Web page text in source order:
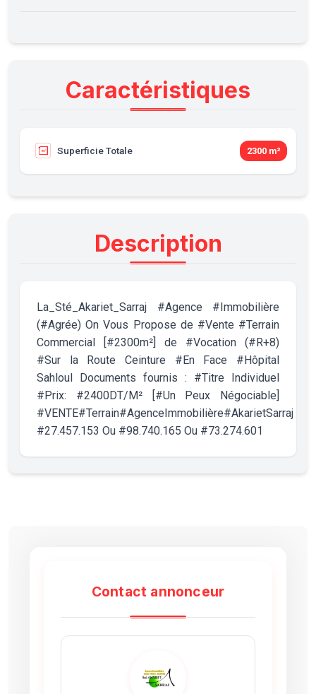
Caractéristiques
Superficie Totale 2300 m²
Description
La_Sté_Akariet_Sarraj #Agence #Immobilière
(#Agrée) On Vous Propose de #Vente #Terrain
Commercial [#2300m²] de #Vocation (#R+8)
#Sur la Route Ceinture #En Face #Hôpital
Sahloul Documents fournis : #Titre Individuel
#Prix: #2400DT/M² [#Un Peux Négociable]
#VENTE#Terrain#AgenceImmobilière#AkarietSarraj
#27.457.153 Ou #98.740.165 Ou #73.274.601
Contact annonceur